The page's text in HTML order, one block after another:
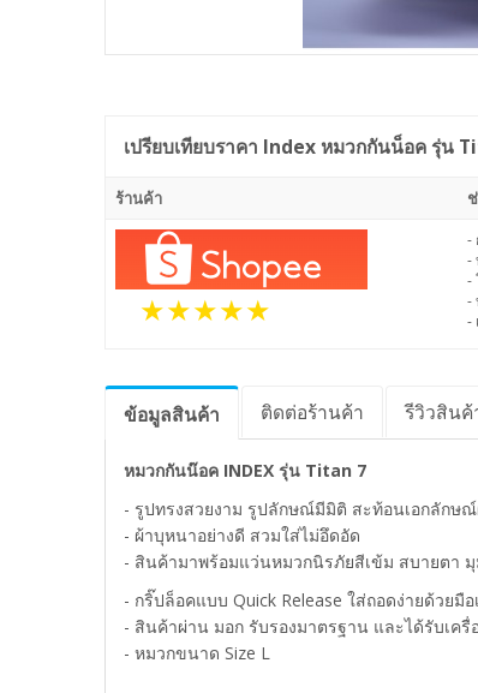
เปรียบเทียบราคา Index หมวกกันน็อค รุ่น
ร้านค้า
-
-
-
-
-
ข้อมูลสินค้า ติดต่อร้านค้า รีวิวสินค้
หมวกกันน๊อค INDEX รุ่น Titan 7
- รูปทรงสวยงาม รูปลักษณ์มีมิติ สะท้อนเอกลักษ
- ผ้าบุหนาอย่างดี สวมใส่ไม่อึดอัด
- สินค้ามาพร้อมแว่นหมวกนิรภัยสีเข้ม สบายตา
- กริ๊ปล็อคแบบ Quick Release ใส่ถอดง่ายด้วยมือ
- สินค้าผ่าน มอก รับรองมาตรฐาน และได้รับเค
- หมวกขนาด Size L